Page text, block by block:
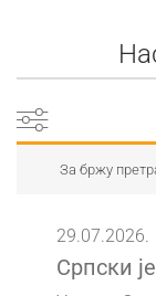
За бржу
29.07.2026.
Српски